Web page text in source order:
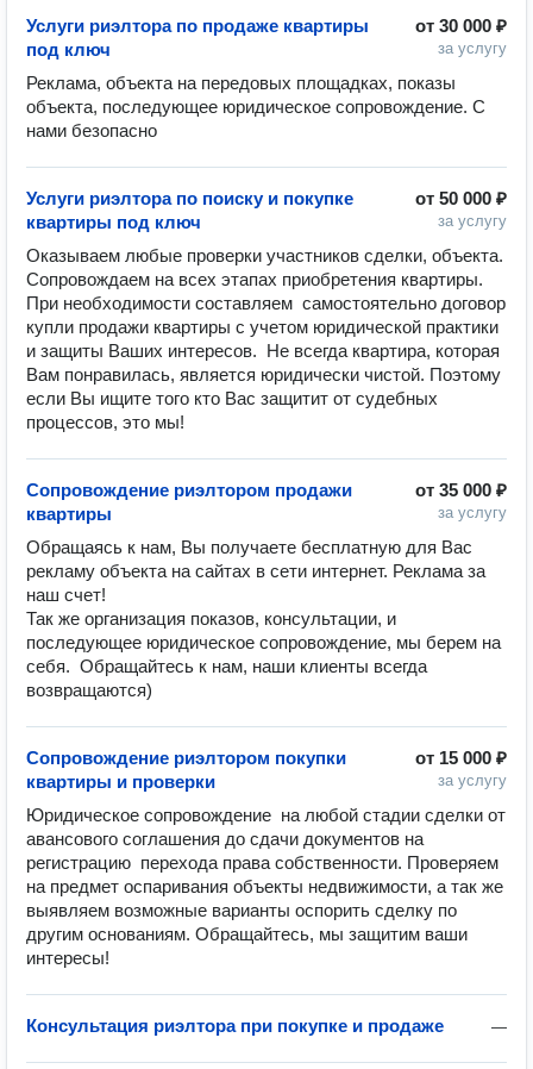
от 30 000 ₽
за услугу
Услуги риэлтора по продаже квартиры
под ключ
Реклама, объекта на передовых площадках, показы
объекта, последующее юридическое сопровождение. С
нами безопасно
от 50 000 ₽
за услугу
Услуги риэлтора по поиску и покупке
квартиры под ключ
Оказываем любые проверки участников сделки, объекта.
Сопровождаем на всех этапах приобретения квартиры.
При необходимости составляем  самостоятельно договор
купли продажи квартиры с учетом юридической практики
и защиты Ваших интересов.  Не всегда квартира, которая
Вам понравилась, является юридически чистой. Поэтому
если Вы ищите того кто Вас защитит от судебных
процессов, это мы!
от 35 000 ₽
за услугу
Сопровождение риэлтором продажи
квартиры
Обращаясь к нам, Вы получаете бесплатную для Вас
рекламу объекта на сайтах в сети интернет. Реклама за
наш счет!
Так же организация показов, консультации, и
последующее юридическое сопровождение, мы берем на
себя.  Обращайтесь к нам, наши клиенты всегда
возвращаются)
от 15 000 ₽
за услугу
Сопровождение риэлтором покупки
квартиры и проверки
Юридическое сопровождение  на любой стадии сделки от
авансового соглашения до сдачи документов на
регистрацию  перехода права собственности. Проверяем
на предмет оспаривания объекты недвижимости, а так же
выявляем возможные варианты оспорить сделку по
другим основаниям. Обращайтесь, мы защитим ваши
интересы!
—
Консультация риэлтора при покупке и продаже